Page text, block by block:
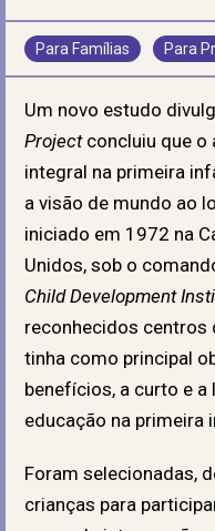
Para Famílias Para
Um novo estudo
Projectconcluiu que o
integral na primeira
a visão de mundo ao
iniciado em 1972 na
Unidos, sob o
Child Development
reconhecidos centros
tinha como principal
benefícios, a curto e
educação na primeira
Foram selecionadas,
crianças para